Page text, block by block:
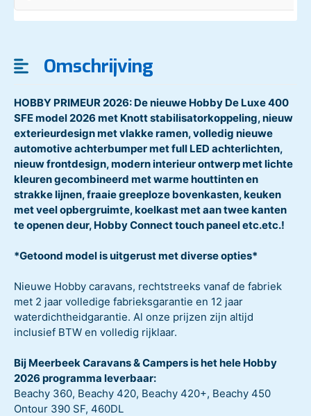
Omschrijving
HOBBY PRIMEUR 2026: De nieuwe Hobby De Luxe 400
SFE model 2026 met Knott stabilisatorkoppeling, nieuw
exterieurdesign met vlakke ramen, volledig nieuwe
automotive achterbumper met full LED achterlichten,
nieuw frontdesign, modern interieur ontwerp met lichte
kleuren gecombineerd met warme houttinten en
strakke lijnen, fraaie greeploze bovenkasten, keuken
met veel opbergruimte, koelkast met aan twee kanten
te openen deur, Hobby Connect touch paneel etc.etc.!
*Getoond model is uitgerust met diverse opties*
Nieuwe Hobby caravans, rechtstreeks vanaf de fabriek
met 2 jaar volledige fabrieksgarantie en 12 jaar
waterdichtheidgarantie. Al onze prijzen zijn altijd
inclusief BTW en volledig rijklaar.
Bij Meerbeek Caravans & Campers is het hele Hobby
2026 programma leverbaar:
Beachy 360, Beachy 420, Beachy 420+, Beachy 450
Ontour 390 SF, 460DL